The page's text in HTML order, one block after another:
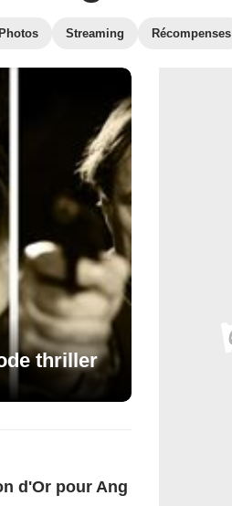
Photos Streaming Récompenses
thriller
d'Or pour Ang